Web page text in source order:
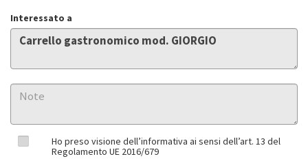
Interessato a
Ho preso visione dell’informativa ai sensi dell’art. 13 del
Regolamento UE 2016/679